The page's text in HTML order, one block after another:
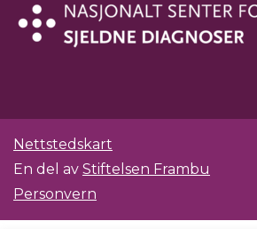
Nettstedskart
En del av Stiftelsen Frambu
Personvern